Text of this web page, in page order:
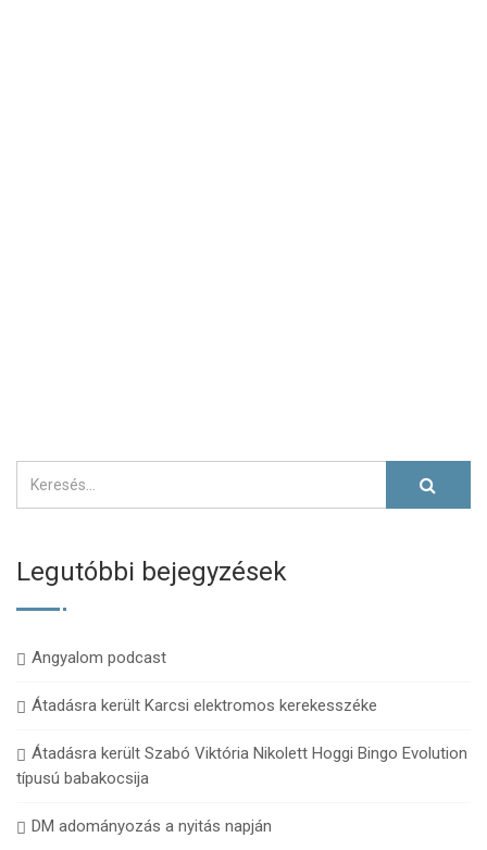
Legutóbbi bejegyzések
Angyalom podcast
Átadásra került Karcsi elektromos kerekesszéke
Átadásra került Szabó Viktória Nikolett Hoggi Bingo Evolution
típusú babakocsija
DM adományozás a nyitás napján